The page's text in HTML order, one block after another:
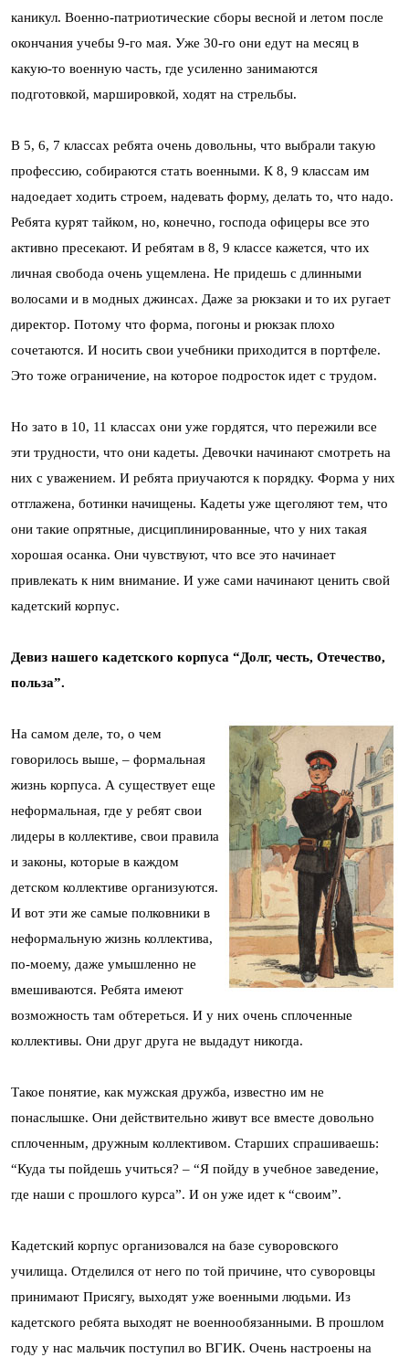
каникул. Военно-патриотические сборы весной и летом после
окончания учебы 9-го мая. Уже 30-го они едут на месяц в
какую-то военную часть, где усиленно занимаются
подготовкой, маршировкой, ходят на стрельбы.
В 5, 6, 7 классах ребята очень довольны, что выбрали такую
профессию, собираются стать военными. К 8, 9 классам им
надоедает ходить строем, надевать форму, делать то, что надо.
Ребята курят тайком, но, конечно, господа офицеры все это
активно пресекают. И ребятам в 8, 9 классе кажется, что их
личная свобода очень ущемлена. Не придешь с длинными
волосами и в модных джинсах. Даже за рюкзаки и то их ругает
директор. Потому что форма, погоны и рюкзак плохо
сочетаются. И носить свои учебники приходится в портфеле.
Это тоже ограничение, на которое подросток идет с трудом.
Но зато в 10, 11 классах они уже гордятся, что пережили все
эти трудности, что они кадеты. Девочки начинают смотреть на
них с уважением. И ребята приучаются к порядку. Форма у них
отглажена, ботинки начищены. Кадеты уже щеголяют тем, что
они такие опрятные, дисциплинированные, что у них такая
хорошая осанка. Они чувствуют, что все это начинает
привлекать к ним внимание. И уже сами начинают ценить свой
кадетский корпус.
Девиз нашего кадетского корпуса “Долг, честь, Отечество,
польза”.
На самом деле, то, о чем
говорилось выше, – формальная
жизнь корпуса. А существует еще
неформальная, где у ребят свои
лидеры в коллективе, свои правила
и законы, которые в каждом
детском коллективе организуются.
И вот эти же самые полковники в
неформальную жизнь коллектива,
по-моему, даже умышленно не
вмешиваются. Ребята имеют
возможность там обтереться. И у них очень сплоченные
коллективы. Они друг друга не выдадут никогда.
Такое понятие, как мужская дружба, известно им не
понаслышке. Они действительно живут все вместе довольно
сплоченным, дружным коллективом. Старших спрашиваешь:
“Куда ты пойдешь учиться? – “Я пойду в учебное заведение,
где наши с прошлого курса”. И он уже идет к “своим”.
Кадетский корпус организовался на базе суворовского
училища. Отделился от него по той причине, что суворовцы
принимают Присягу, выходят уже военными людьми. Из
кадетского ребята выходят не военнообязанными. В прошлом
году у нас мальчик поступил во ВГИК. Очень настроены на